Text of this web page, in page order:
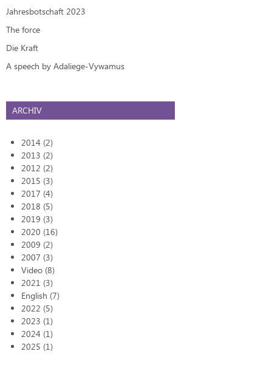
Jahresbotschaft 2023
The force
Die Kraft
A speech by Adaliege-Vywamus
ARCHIV
2014 (2)
2013 (2)
2012 (2)
2015 (3)
2017 (4)
2018 (5)
2019 (3)
2020 (16)
2009 (2)
2007 (3)
Video (8)
2021 (3)
English (7)
2022 (5)
2023 (1)
2024 (1)
2025 (1)